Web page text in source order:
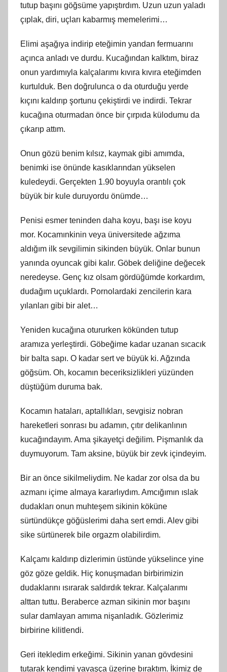
tutup başını göğsüme yapıştırdım. Uzun uzun yaladı
çıplak, diri, uçları kabarmış memelerimi…
Elimi aşağıya indirip eteğimin yandan fermuarını
açınca anladı ve durdu. Kucağından kalktım, biraz
onun yardımıyla kalçalarımı kıvıra kıvıra eteğimden
kurtulduk. Ben doğrulunca o da oturduğu yerde
kıçını kaldırıp şortunu çekiştirdi ve indirdi. Tekrar
kucağına oturmadan önce bir çırpıda külodumu da
çıkarıp attım.
Onun gözü benim kılsız, kaymak gibi amımda,
benimki ise önünde kasıklarından yükselen
kuledeydi. Gerçekten 1.90 boyuyla orantılı çok
büyük bir kule duruyordu önümde…
Penisi esmer teninden daha koyu, başı ise koyu
mor. Kocamınkinin veya üniversitede ağzıma
aldığım ilk sevgilimin sikinden büyük. Onlar bunun
yanında oyuncak gibi kalır. Göbek deliğine değecek
neredeyse. Genç kız olsam gördüğümde korkardım,
dudağım uçuklardı. Pornolardaki zencilerin kara
yılanları gibi bir alet…
Yeniden kucağına otururken kökünden tutup
aramıza yerleştirdi. Göbeğime kadar uzanan sıcacık
bir balta sapı. O kadar sert ve büyük ki. Ağzında
göğsüm. Oh, kocamın beceriksizlikleri yüzünden
düştüğüm duruma bak.
Kocamın hataları, aptallıkları, sevgisiz nobran
hareketleri sonrası bu adamın, çıtır delikanlının
kucağındayım. Ama şikayetçi değilim. Pişmanlık da
duymuyorum. Tam aksine, büyük bir zevk içindeyim.
Bir an önce sikilmeliydim. Ne kadar zor olsa da bu
azmanı içime almaya kararlıydım. Amcığımın ıslak
dudakları onun muhteşem sikinin köküne
sürtündükçe göğüslerimi daha sert emdi. Alev gibi
sike sürtünerek bile orgazm olabilirdim.
Kalçamı kaldırıp dizlerimin üstünde yükselince yine
göz göze geldik. Hiç konuşmadan birbirimizin
dudaklarını ısırarak saldırdık tekrar. Kalçalarımı
alttan tuttu. Beraberce azman sikinin mor başını
sular damlayan amıma nişanladık. Gözlerimiz
birbirine kilitlendi.
Geri itekledim erkeğimi. Sikinin yanan gövdesini
tutarak kendimi yavaşça üzerine bıraktım. İkimiz de